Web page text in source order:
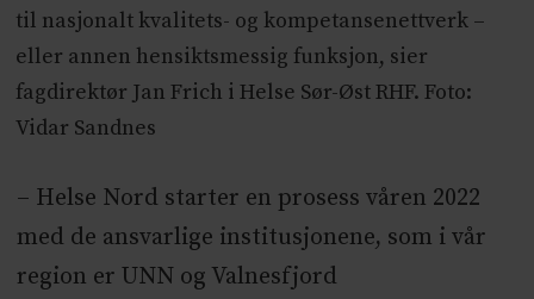
til nasjonalt kvalitets- og kompetansenettverk –
eller annen hensiktsmessig funksjon, sier
fagdirektør Jan Frich i Helse Sør-Øst RHF. Foto:
Vidar Sandnes
– Helse Nord starter en prosess våren 2022
med de ansvarlige institusjonene, som i vår
region er UNN og Valnesfjord